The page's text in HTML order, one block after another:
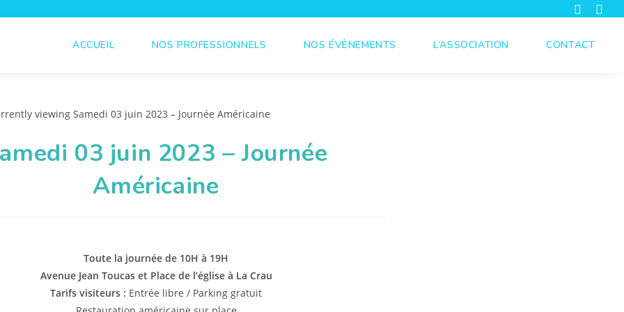
ACCUEIL NOS PROFESSIONNELS NOS ÉVÈNEMENTS L’ASSOCIATION CONTACT
03 juin 2023 – Journée
Américaine
Toute la journée de 10H à 19H
Avenue Jean Toucas et Place de l’église à La Crau
Tarifs visiteurs : Entrée libre / Parking gratuit